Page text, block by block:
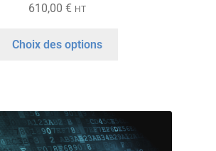
610,00 € HT
Choix des options
Les
options